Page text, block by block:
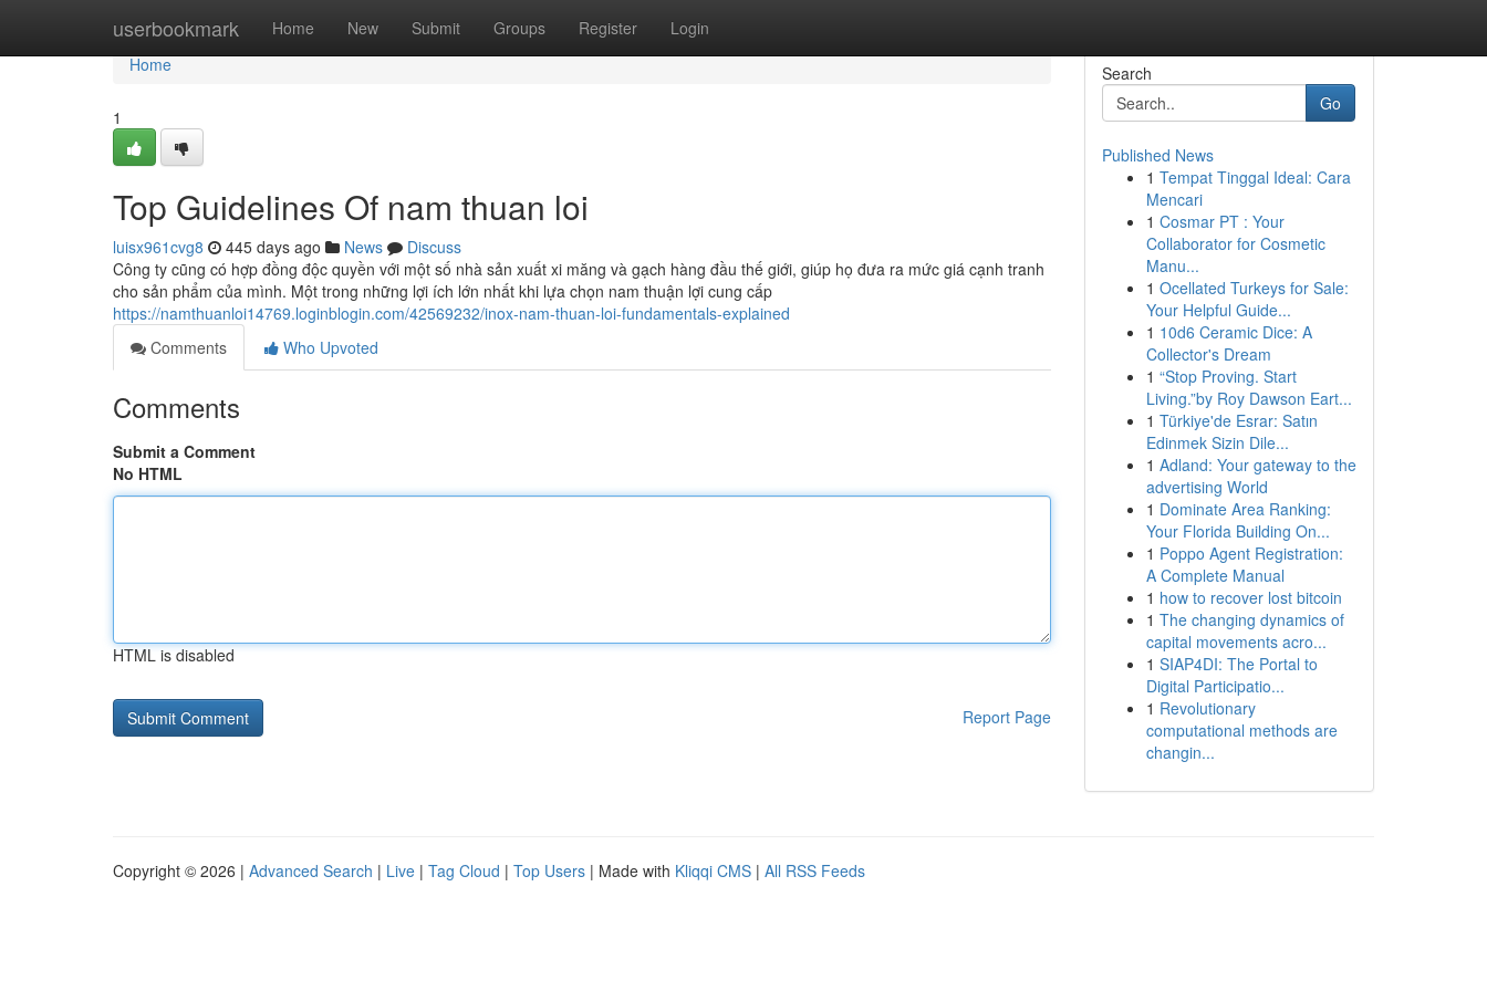
userbookmark Home New Submit Groups Register Login
Home
Home
1
Top Guidelines Of nam thuan loi
luisx961cvg8 445 days ago News
Discuss
Công ty cũng có hợp đồng độc quyền với một số nhà sản xuất xi măng và gạch hàng đầu thế giới, giúp họ đưa ra mức giá cạnh tranh
cho sản phẩm của mình. Một trong những lợi ích lớn nhất khi lựa chọn nam thuận lợi cung cấp
https://namthuanloi14769.loginblogin.com/42569232/inox-nam-thuan-loi-fundamentals-explained
Comments
Who Upvoted
Comments
Submit a Comment
No HTML
HTML is disabled
Report Page
Search
Go
Published News
1 Tempat Tinggal Ideal: Cara
Mencari
1 Cosmar PT : Your
Collaborator for Cosmetic
Manu...
1 Ocellated Turkeys for Sale:
Your Helpful Guide...
1 10d6 Ceramic Dice: A
Collector's Dream
1 “Stop Proving. Start
Living.”by Roy Dawson Eart...
1 Türkiye'de Esrar: Satın
Edinmek Sizin Dile...
1 Adland: Your gateway to the
advertising World
1 Dominate Area Ranking:
Your Florida Building On...
1 Poppo Agent Registration:
A Complete Manual
1 how to recover lost bitcoin
1 The changing dynamics of
capital movements acro...
1 SIAP4DI: The Portal to
Digital Participatio...
1 Revolutionary
computational methods are
changin...
Copyright © 2026 | Advanced Search | Live | Tag Cloud | Top Users | Made with Kliqqi CMS | All RSS Feeds